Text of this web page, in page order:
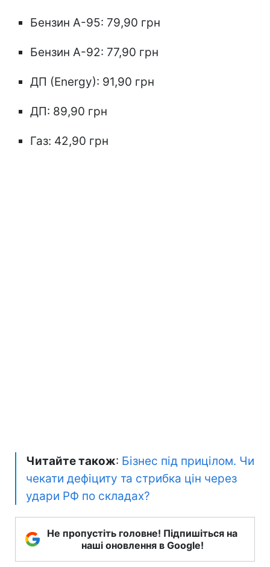
Бензин А-95: 79,90 грн
Бензин А-92: 77,90 грн
ДП (Energy): 91,90 грн
ДП: 89,90 грн
Газ: 42,90 грн
Читайте також: Бізнес під прицілом. Чи
чекати дефіциту та стрибка цін через
удари РФ по складах?
Не пропустіть головне! Підпишіться на
наші оновлення в Google!